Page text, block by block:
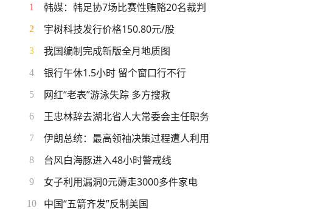
1 韩媒：韩足协7场比赛性贿赂20名裁判
2 宇树科技发行价格150.80元/股
3 我国编制完成新版全月地质图
4 银行午休1.5小时 留个窗口行不行
5 网红“老表”游泳失踪 多方搜救
6 王忠林辞去湖北省人大常委会主任职务
7 伊朗总统：最高领袖决策过程遭人利用
8 台风白海豚进入48小时警戒线
9 女子利用漏洞0元薅走3000多件家电
10 中国“五箭齐发”反制美国